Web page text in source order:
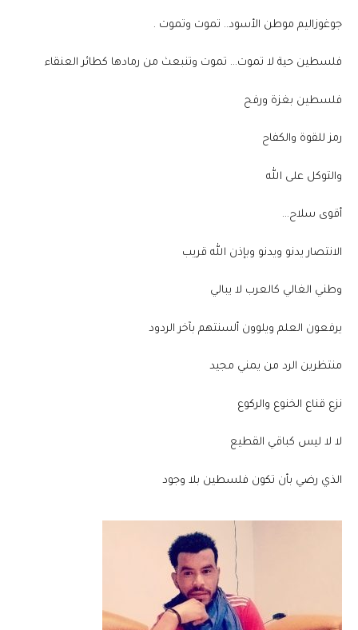
جوغوزاليم موطن الأسود.. تموت وتموت .
فلسطين حية لا تموت… تموت وتنبعث من رمادها كطائر العنقاء
فلسطين بغزة ورفح
رمز للقوة والكفاح
والتوكل على الله
أقوى سلاح…
الانتصار يدنو ويدنو وبإذن الله قريب
وطني الغالي كالعرب لا يبالي
يرفعون العلم ويلوون ألسنتهم بآخر الردود
منتظرين الرد من يمني مجيد
نزع قناع الخنوع والركوع
لا لا ليس كباقي القطيع
الذي رضي بأن تكون فلسطين بلا وجود